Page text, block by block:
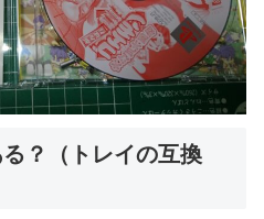
？（トレイの互換